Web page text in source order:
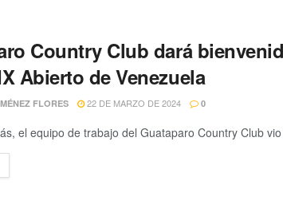
Country Club dará
Abierto de Venezuela
FLORES 22 DE MARZO DE 2024 0
el equipo de trabajo del Guataparo Country Club